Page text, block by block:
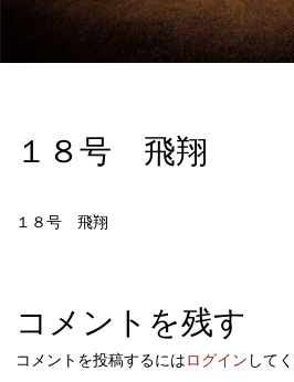
１８号 飛翔
１８号 飛翔
コメントを残す
コメントを投稿するにはログイン して